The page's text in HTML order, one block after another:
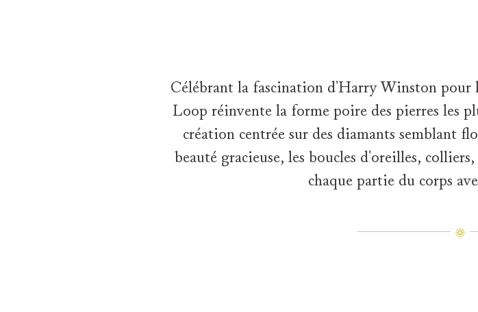
Célébrant la fascination d'Harry Winston pour
Loop réinvente la forme poire des pierres les
création centrée sur des diamants semblant
beauté gracieuse, les boucles d'oreilles,
chaque partie du corps